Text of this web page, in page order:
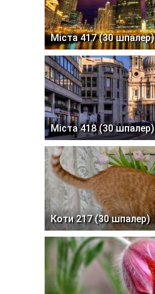
Міста 417 (30 шпалер)
Міста 418 (30 шпалер)
Коти 217 (30 шпалер)